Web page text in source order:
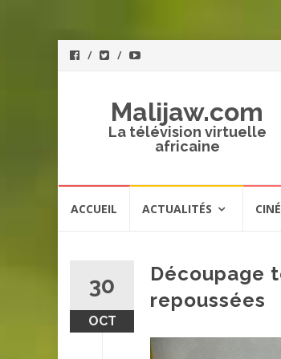
Malijaw.com
La télévision virtuelle
africaine
ACCUEIL ACTUALITÉS
30
OCT
Découpage
repoussées